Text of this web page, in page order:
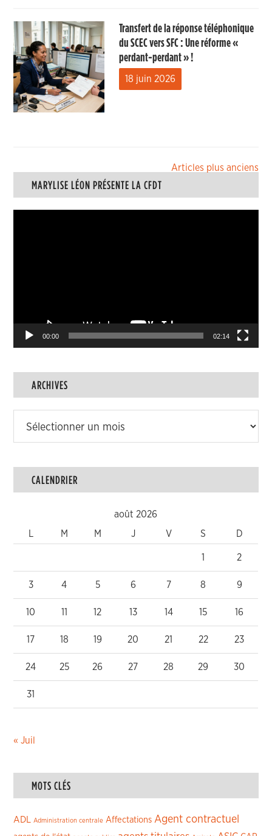
Transfert de la réponse téléphonique
du SCEC vers SFC : Une réforme «
perdant-perdant » !
18 juin 2026
Navigation
des
articles
Articles plus anciens
MARYLISE LÉON PRÉSENTE LA CFDT
00:00 02:14
ARCHIVES
CALENDRIER
août 2026
M M J V S D
1 2
3 4 5 6 7 8 9
10 11 12 13 14 15 16
17 18 19 20 21 22 23
24 25 26 27 28 29 30
31
« Juil
MOTS CLÉS
ADL Administration centrale Affectations Agent contractuel